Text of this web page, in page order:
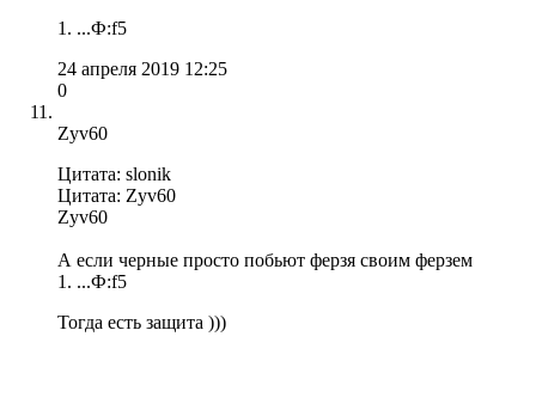
1. ...Ф:f5
24 апреля 2019 12:25
0
Zyv60
Цитата: slonik
Цитата: Zyv60
Zyv60
А если черные просто побьют ферзя своим ферзем
1. ...Ф:f5
Тогда есть защита )))